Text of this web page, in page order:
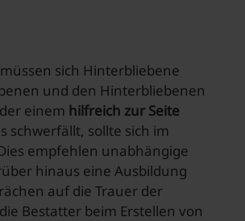
sich Hinterbliebene
und den Hinterbliebenen
einem hilfreich zur Seite
schwerfällt, sollte sich im
empfehlen unabhängige
hinaus eine Ausbildung
auf die Trauer der
Bestatter beim Erstellen von